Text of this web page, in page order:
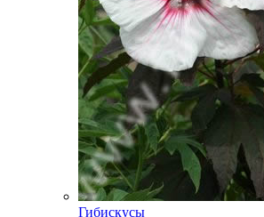
Гибискусы